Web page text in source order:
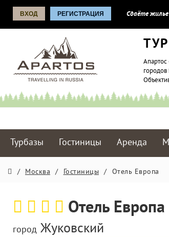
ВХОД РЕГИСТРАЦИЯ Сдаёте
Апартос
Турбазы Гостиницы Аренда
/ Москва / Гостиницы / Отель Европа
Отель Европа
город Жуковский